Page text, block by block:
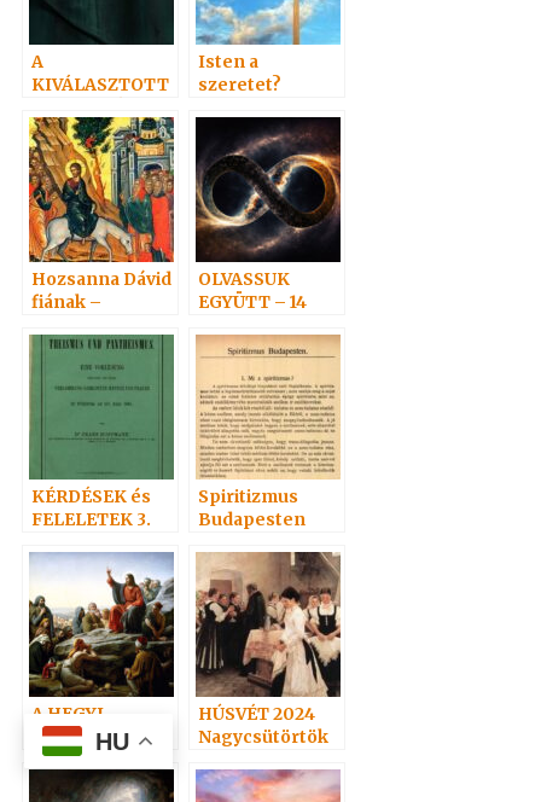
A
KIVÁLASZTOTT
Isten a
szeretet?
Hozsanna Dávid
fiának –
ADÁ-ról
OLVASSUK
EGYÜTT – 14
KÉRDÉSEK és
FELELETEK 3.
Hoffmann
professzor
Spiritizmus
Budapesten
A HEGYI
BESZÉD
HÚSVÉT 2024
Nagycsütörtök
HU